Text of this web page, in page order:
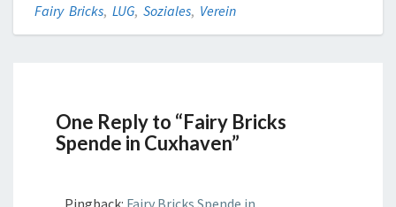
Fairy Bricks, LUG, Soziales, Verein
One Reply to “Fairy Bricks
Spende in Cuxhaven”
Pingback: Fairy Bricks Spende in